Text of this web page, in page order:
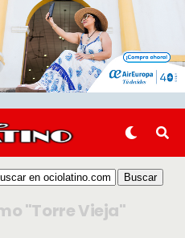
"Torre Vieja"